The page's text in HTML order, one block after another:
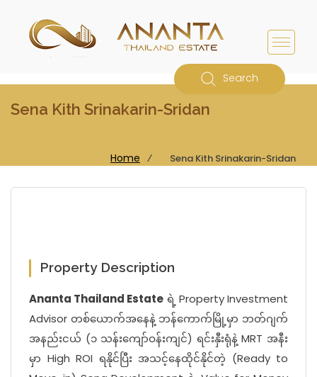
Search
Sena Kith Srinakarin-Sridan
Home ⁄ Sena Kith Srinakarin-Sridan
Property Description
Ananta Thailand Estate ရဲ့ Property Investment
Advisor တစ်ယောက်အနေနဲ့ ဘန်ကောက်မြို့မှာ ဘတ်ဂျက်
အနည်းငယ် (၁ သန်းကျော်ဝန်းကျင်) ရင်းနှီးရုံနဲ့ MRT အနီး
မှာ High ROI ရနိုင်ပြီး အသင့်နေထိုင်နိုင်တဲ့ (Ready to